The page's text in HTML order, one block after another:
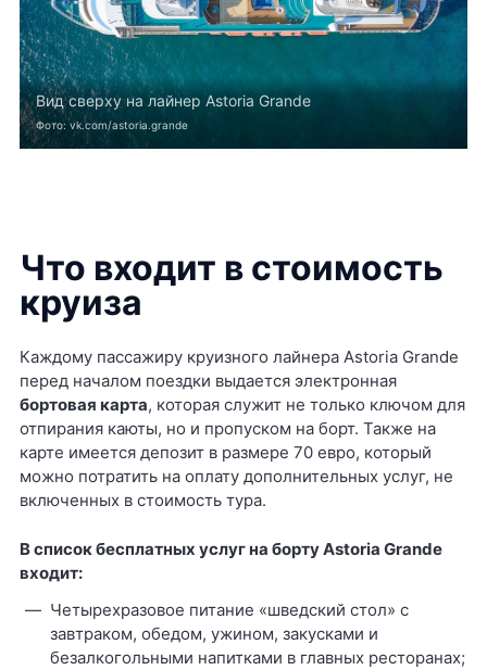
Вид сверху на лайнер Astoria Grande
Фото: vk.com/astoria.grande
Что входит в стоимость
круиза
Каждому пассажиру круизного лайнера Astoria Grande
перед началом поездки выдается электронная
бортовая карта, которая служит не только ключом для
отпирания каюты, но и пропуском на борт. Также на
карте имеется депозит в размере 70 евро, который
можно потратить на оплату дополнительных услуг, не
включенных в стоимость тура.
В список бесплатных услуг на бортуAstoria Grande
входит:
Четырехразовое питание «шведский стол» с
завтраком, обедом, ужином, закусками и
безалкогольными напитками в главных ресторанах;